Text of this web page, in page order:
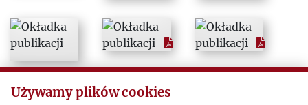
1995
1996
Używamy plików cookies